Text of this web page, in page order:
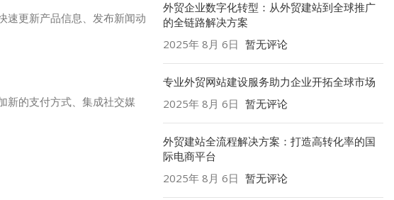
速更新产品信息、发布新闻动
新的支付方式、集成社交媒
外贸企业数字化转型：从外贸建站到全球推广
的全链路解决方案
2025年 8月 6日 暂无评论
专业外贸网站建设服务助力企业开拓全球市场
2025年 8月 6日 暂无评论
外贸建站全流程解决方案：打造高转化率的国
际电商平台
2025年 8月 6日 暂无评论